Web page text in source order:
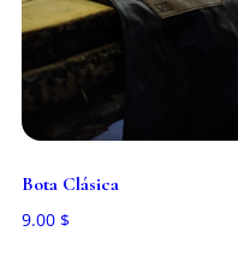
Bota Clásica
9.00 $